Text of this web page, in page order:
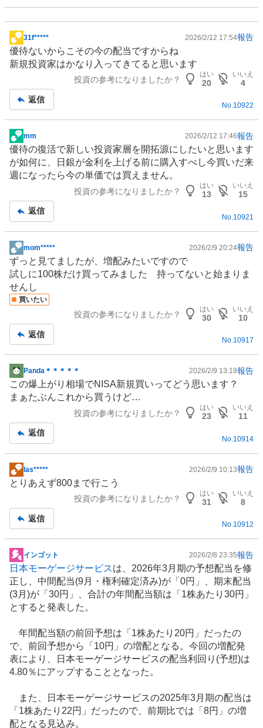
掲
示
板
31f***** 2026/2/12 17:54報告
優待ないからこその今の配当ですからね
新規投資家はかなり入ってきてると思います
投資の参考になりましたか？
はい
20
いいえ
4
返信
No.10922
掲
示
板
記
mm 2026/2/12 17:46報告
優待の復活で新しい投資家層を開拓源にしたいと思います
が如何に、日銀が金利を上げる前に購入すべし今買いだ来
週になったら今の単価では買えません。
投資の参考になりましたか？
はい
13
いいえ
15
返信
No. 10921
掲
示
板
記
事
mom***** 2026/2/9 20:24報告
ずっと見てましたが、増配みたいですので
試しに100株だけ買ってみました 持ってないと始まりま
せんし
買いたい
投資の参考になりましたか？
はい
30
いいえ
10
返信
No.10917
掲
示
板
Panda＊＊＊＊＊ 2026/2/9 13:19報告
この爆上がり相場でNISA新規買いってどう思います？
まぁたぶんこれから買うけど…
投資の参考になりましたか？
はい
23
いいえ
11
返信
No. 10914
掲
示
事
las***** 2026/2/9 10:13報告
とりあえず800まで行こう
投資の参考になりましたか？
はい
31
いいえ
8
返信
No.10912
掲
示
板
記
事
インゴット 2026/2/8 23:35報告
日本モーゲージサービスは、2026年3月期の予想配当を修
正し、中間配当(9月・権利確定済み)が「0円」、期末配当
(3月)が「30円」、合計の年間配当額は「1株あたり30円」
とすると発表した。
年間配当額の前回予想は「1株あたり20円」だったの
で、前回予想から「10円」の増配となる。今回の増配発
表により、日本モーゲージサービスの配当利回り(予想)は
4.80％にアップすることとなった。
また、日本モーゲージサービスの2025年3月期の配当は
「1株あたり22円」だったので、前期比では「8円」の増
配となる見込み。